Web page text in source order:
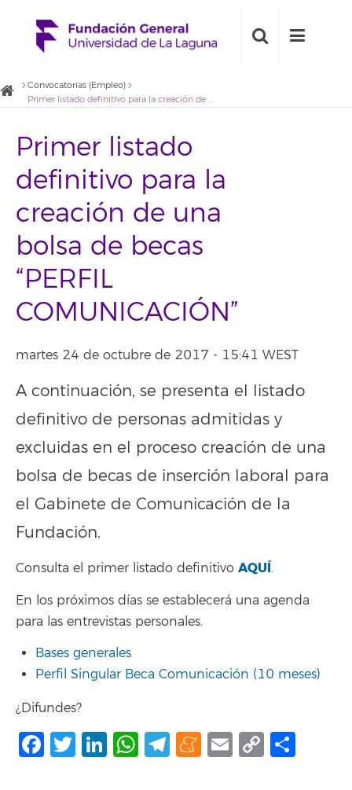
Convocatorias (Empleo)
Primer listado definitivo para la creación de una bolsa de becas “PERFIL COMUNICACIÓN”
Primer listado
definitivo para la
creación de una
bolsa de becas
“PERFIL
COMUNICACIÓN”
martes 24 de octubre de 2017 - 15:41 WEST
A continuación, se presenta el listado
definitivo de personas admitidas y
excluidas en el proceso creación de una
bolsa de becas de inserción laboral para
el Gabinete de Comunicación de la
Fundación.
Consulta el primer listado definitivo AQUÍ.
En los próximos días se establecerá una agenda
para las entrevistas personales.
Bases generales
Perfil Singular Beca Comunicación (10 meses)
¿Difundes?
Facebook
Twitter
LinkedIn
WhatsApp
Telegram
Meneame
Email
Copy